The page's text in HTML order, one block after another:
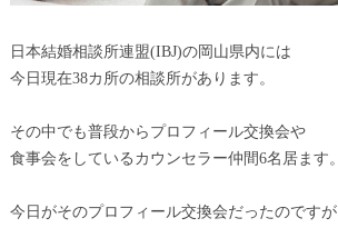
日本結婚相談所連盟(IBJ)の岡山県内には
今日現在38カ所の相談所があります。
その中でも普段からプロフィール交換会や
食事会をしているカウンセラー仲間6名居ます。
今日がそのプロフィール交換会だったのですが